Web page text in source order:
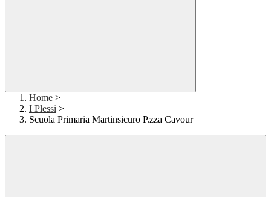
Home >
I Plessi >
Scuola Primaria Martinsicuro P.zza Cavour